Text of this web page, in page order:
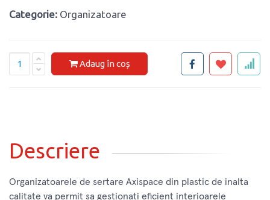
Categorie: Organizatoare
Adaug în coș
Descriere
Organizatoarele de sertare Axispace din plastic de inalta
calitate va permit sa gestionati eficient interioarele